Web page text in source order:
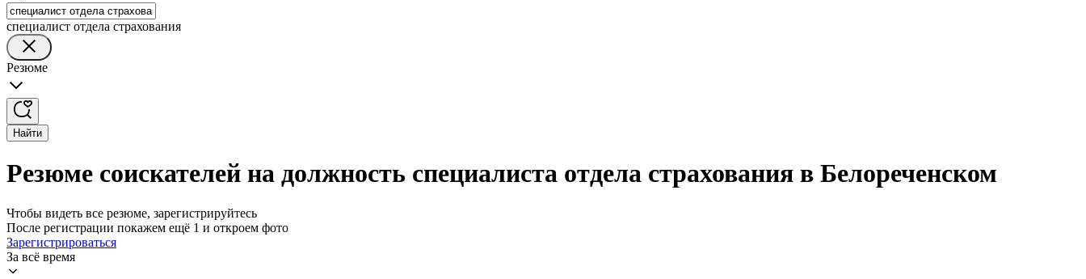
специалист отдела страхования
Резюме
Найти
Резюме соискателей на должность специалиста отдела страхования в Белореченском
Чтобы видеть все резюме, зарегистрируйтесь
После регистрации покажем ещё 1 и откроем фото
Зарегистрироваться
За всё время